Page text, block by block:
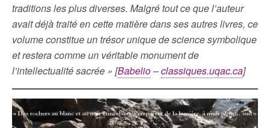
traditions les plus diverses. Malgré tout ce que l’auteur
avait déjà traité en cette matière dans ses autres livres, ce
volume constitue un trésor unique de science symbolique
et restera comme un véritable monument de
l’intellectualité sacrée » [Babelio–classiques.uqac.ca]